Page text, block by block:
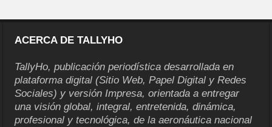
ACERCA DE TALLYHO
TallyHo, publicación periodística desarrollada en
plataforma digital (Sitio Web, Papel Digital y Redes
Sociales) y versión Impresa, orientada a entregar
una visión global, integral, entretenida, dinámica,
profesional y tecnológica, de la aeronáutica nacional